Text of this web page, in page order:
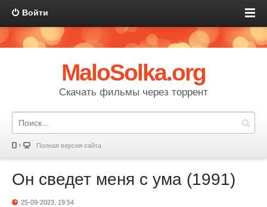
Войти
MaloSolka.org
Скачать фильмы через торрент
Полная версия сайта
Он сведет меня с ума (1991)
25-09-2023, 19:54